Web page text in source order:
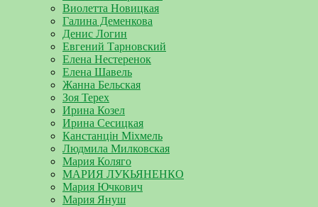
Виолетта Новицкая
Галина Деменкова
Денис Логин
Евгений Тарновский
Елена Нестеренок
Елена Шавель
Жанна Бельская
Зоя Терех
Ирина Козел
Ирина Сесицкая
Канстанцін Міхмель
Людмила Милковская
Мария Коляго
МАРИЯ ЛУКЬЯНЕНКО
Мария Ючкович
Мария Януш